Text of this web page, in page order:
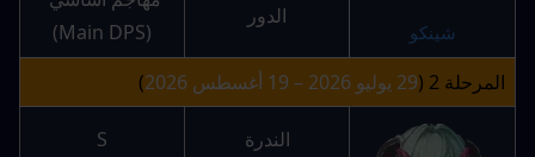
شينكو
الدور
(Main DPS)
المرحلة 2 (
29 يوليو 2026 – 19 أغسطس 2026 )
الندرة S